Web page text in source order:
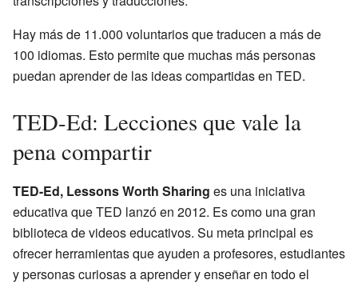
Hay más de 11.000 voluntarios que traducen a más de
100 idiomas. Esto permite que muchas más personas
puedan aprender de las ideas compartidas en TED.
TED-Ed: Lecciones que vale la
pena compartir
TED-Ed, Lessons Worth Sharing es una iniciativa
educativa que TED lanzó en 2012. Es como una gran
biblioteca de videos educativos. Su meta principal es
ofrecer herramientas que ayuden a profesores, estudiantes
y personas curiosas a aprender y enseñar en todo el